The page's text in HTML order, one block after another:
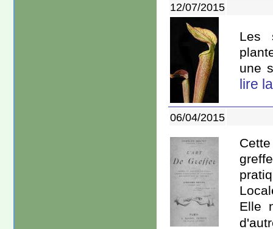
12/07/2015
Les
une
lire
06/04/2015
Elle